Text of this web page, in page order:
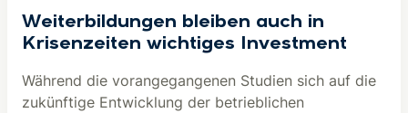
Weiterbildungen bleiben auch in
Krisenzeiten wichtiges Investment
Während die vorangegangenen Studien sich auf die
zukünftige Entwicklung der betrieblichen